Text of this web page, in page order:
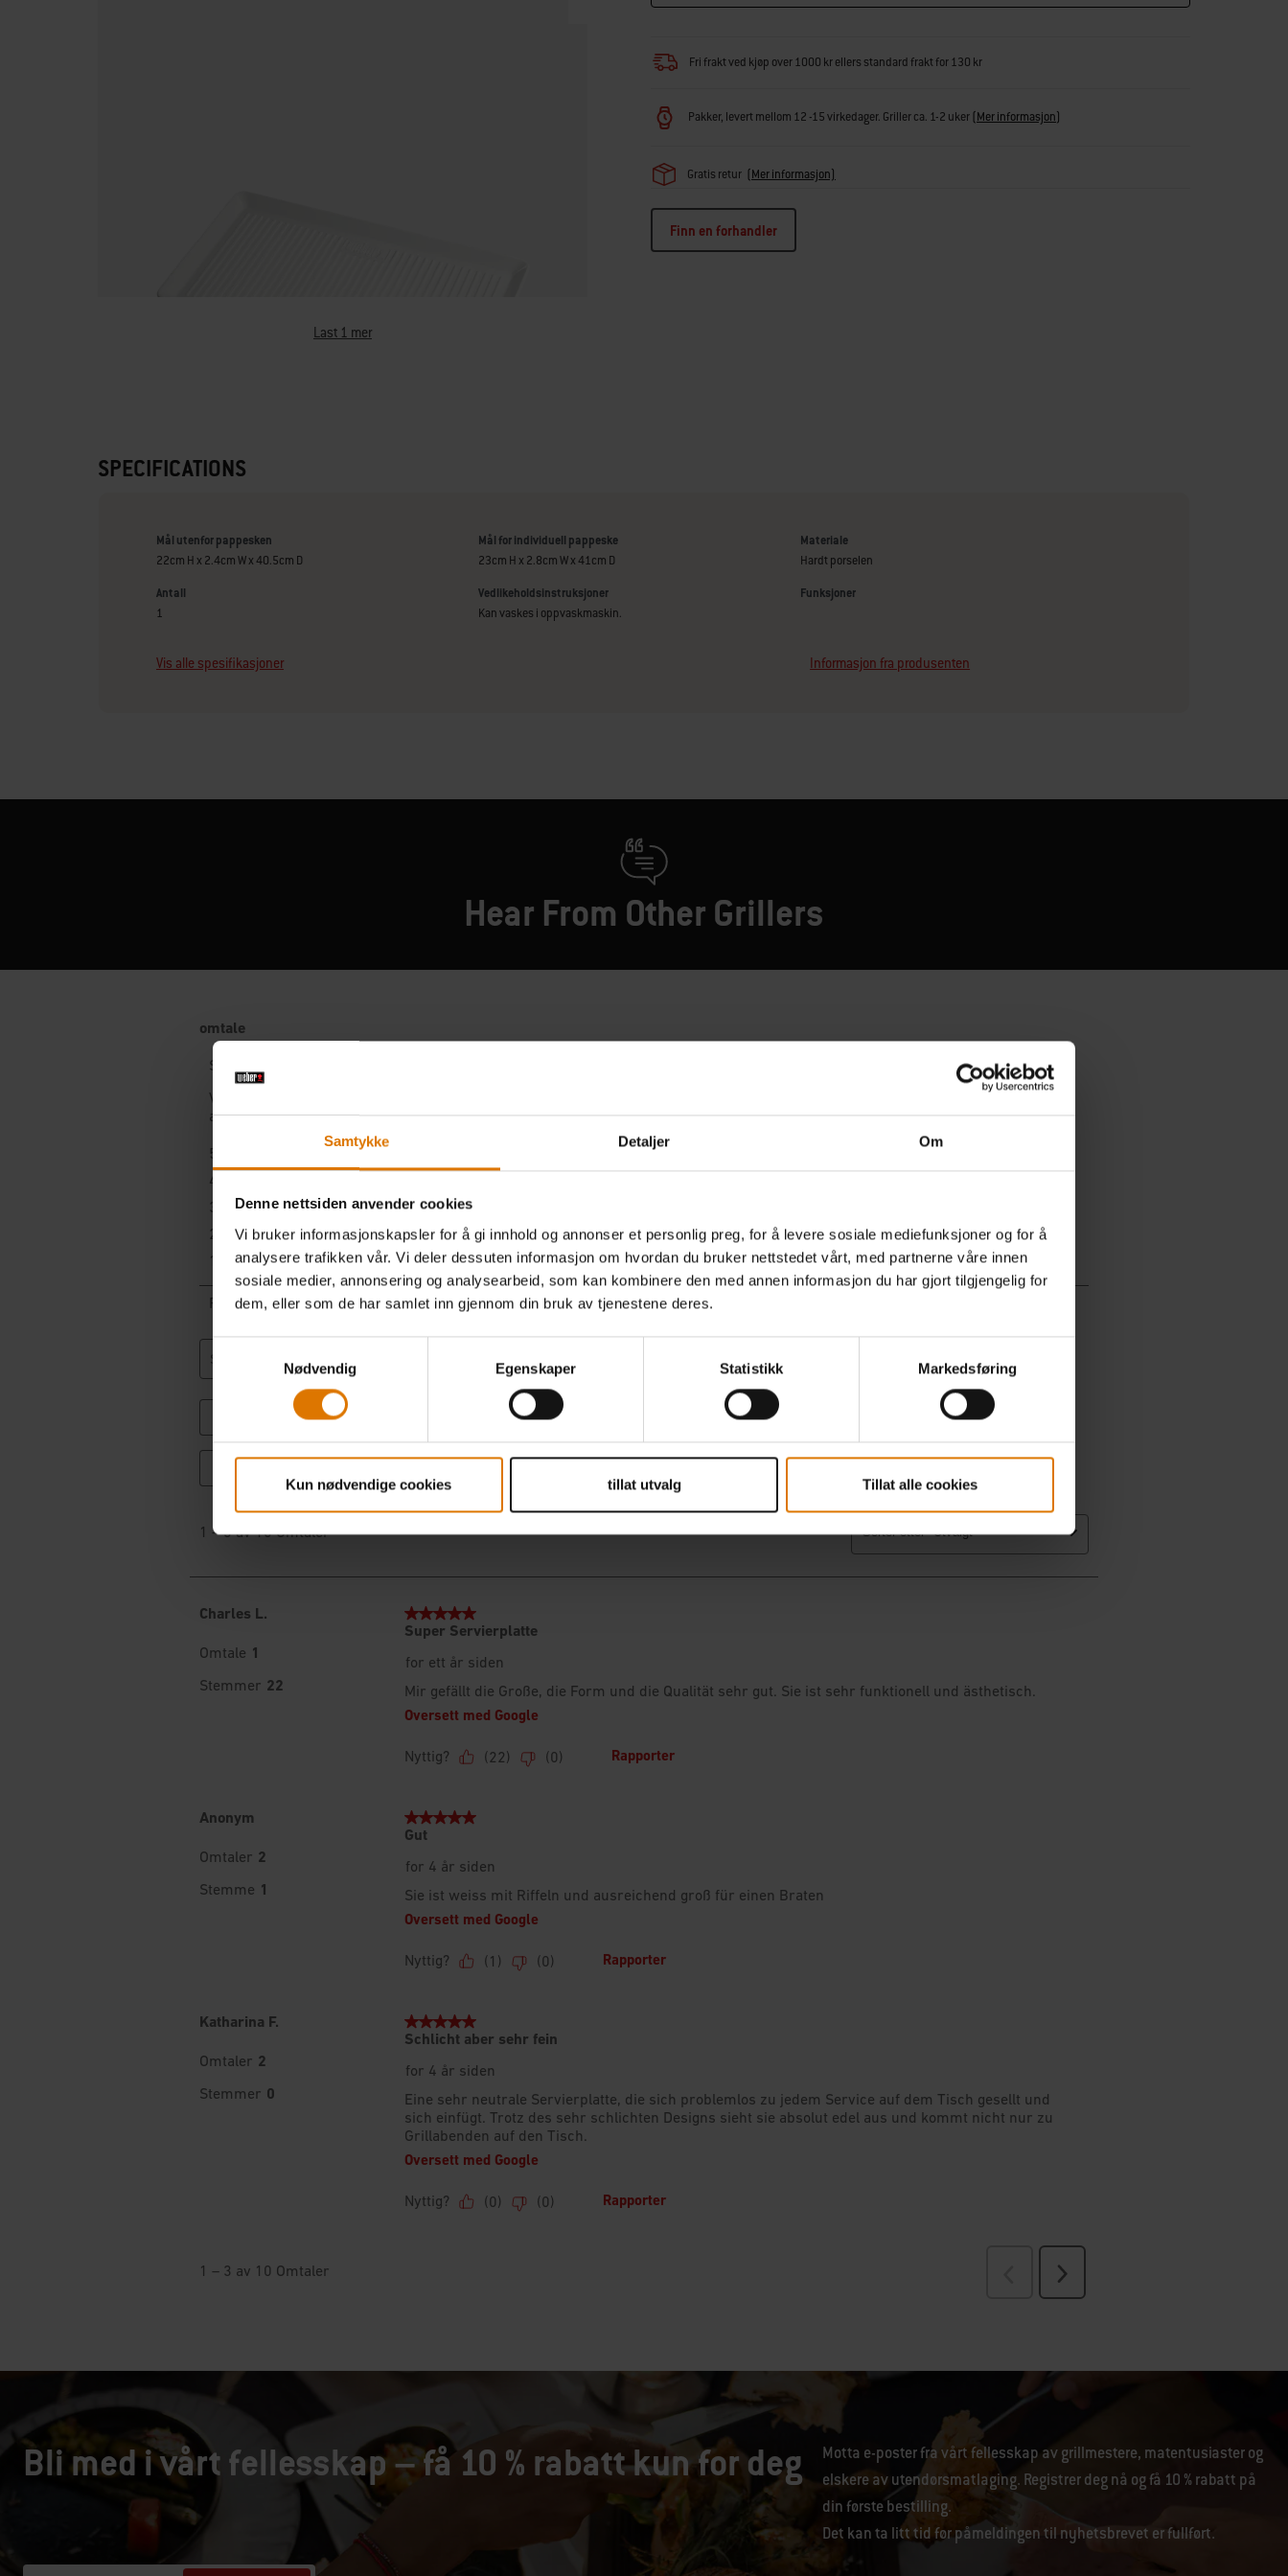
Samtykke Detaljer Om
Denne nettsiden anvender cookies
Vi bruker informasjonskapsler for å gi innhold og annonser et personlig preg, for å levere sosiale mediefunksjoner og for å
analysere trafikken vår. Vi deler dessuten informasjon om hvordan du bruker nettstedet vårt, med partnerne våre innen
sosiale medier, annonsering og analysearbeid, som kan kombinere den med annen informasjon du har gjort tilgjengelig for
dem, eller som de har samlet inn gjennom din bruk av tjenestene deres.
Nødvendig
Egenskaper Statistikk Markedsføring
Kun nødvendige cookies tillat utvalg Tillat alle cookies
Last 1 mer
Fri frakt ved kjøp over 1000 kr ellers standard frakt for 130 kr
Pakker, levert mellom 12 -15 virkedager. Griller ca. 1-2 uker(Mer informasjon)
Gratis retur (Mer informasjon)
Finn en forhandler
SPECIFICATIONS
Mål utenfor pappesken
22cm H x 2.4cm W x 40.5cm D
Mål for individuell pappeske
23cm H x 2.8cm W x 41cm D
Materiale
Hardt porselen
Antall
1
Vedlikeholdsinstruksjoner
Kan vaskes i oppvaskmaskin.
Funksjoner
Vis alle spesifikasjoner Informasjon fra produsenten
Hear From Other Grillers
Bli med i vårt fellesskap – få 10 % rabatt kun for deg
Motta e-poster fra vårt fellesskap av grillmestere, matentusiaster og
elskere av utendørsmatlaging. Registrer deg nå og få 10 % rabatt på
din første bestilling.
Det kan ta litt tid før påmeldingen til nyhetsbrevet er fullført.